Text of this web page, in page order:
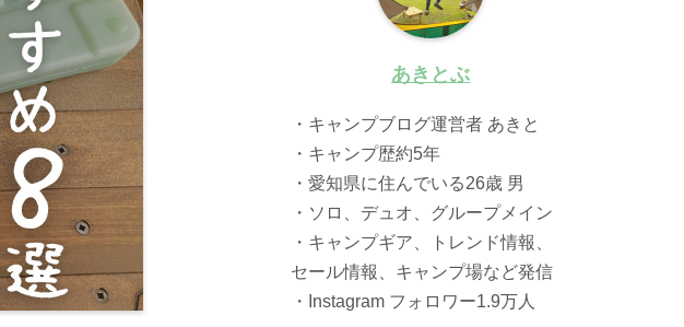
あきとぶ
・キャンプブログ運営者 あきと
・キャンプ歴約5年
・愛知県に住んでいる26歳 男
・ソロ、デュオ、グループメイン
・キャンプギア、トレンド情報、
セール情報、キャンプ場など発信
・Instagram フォロワー1.9万人